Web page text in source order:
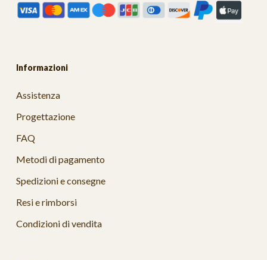
Informazioni
Assistenza
Progettazione
FAQ
Metodi di pagamento
Spedizioni e consegne
Resi e rimborsi
Condizioni di vendita